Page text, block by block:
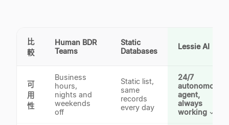
比
較
Human BDR
Teams
Static
Databases
Lessie AI
可
用
性
Business
hours,
nights and
weekends
off
Static list,
same
records
every day
24/7
autonomous
agent,
always
working ✓